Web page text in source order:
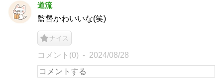
道流
監督かわいいな(笑)
ナイス
コメント(0) 2024/08/28